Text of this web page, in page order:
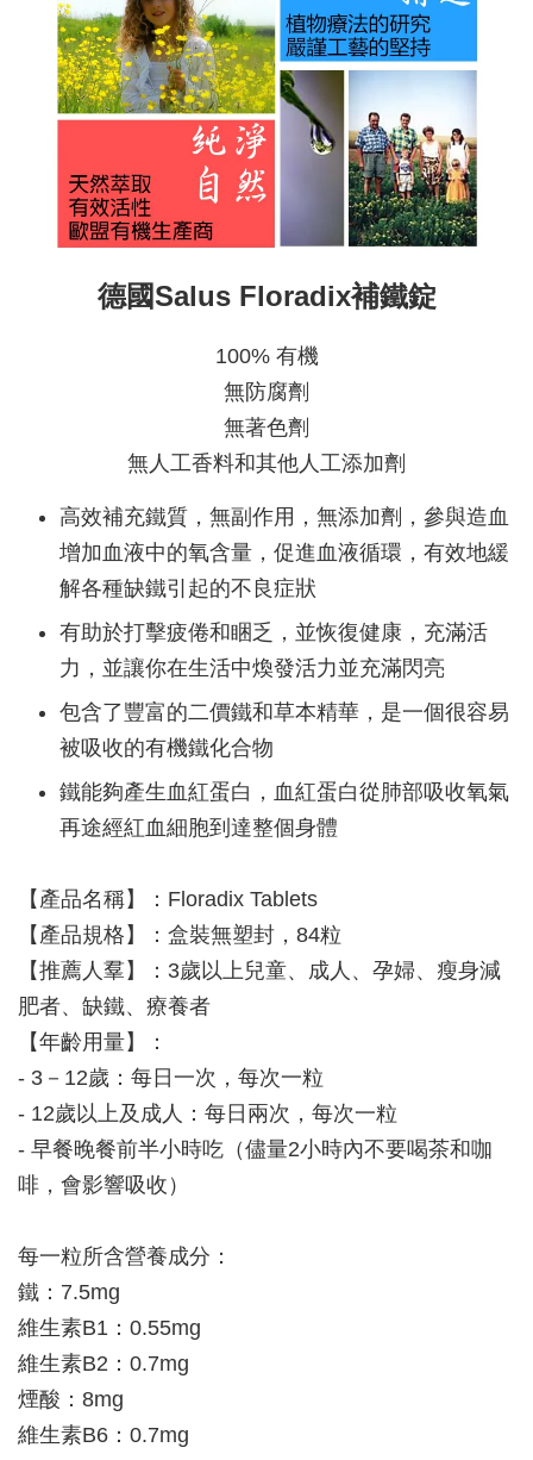
德國Salus Floradix補鐵錠
100% 有機
無防腐劑
無著色劑
無人工香料和其他人工添加劑
高效補充鐵質，無副作用，無添加劑，參與造血
增加血液中的氧含量，促進血液循環，有效地緩
解各種缺鐵引起的不良症狀
有助於打擊疲倦和睏乏，並恢復健康，充滿活
力，並讓你在生活中煥發活力並充滿閃亮
包含了豐富的二價鐵和草本精華，是一個很容易
被吸收的有機鐵化合物
鐵能夠產生血紅蛋白，血紅蛋白從肺部吸收氧氣
再途經紅血細胞到達整個身體
【產品名稱】：Floradix Tablets
【產品規格】：盒裝無塑封，84粒
【推薦人羣】：3歲以上兒童、成人、孕婦、瘦身減
肥者、缺鐵、療養者
【年齡用量】：
- 3－12歲：每日一次，每次一粒
- 12歲以上及成人：每日兩次，每次一粒
- 早餐晚餐前半小時吃（儘量2小時內不要喝茶和咖
啡，會影響吸收）
每一粒所含營養成分：
鐵：7.5mg
維生素B1：0.55mg
維生素B2：0.7mg
煙酸：8mg
維生素B6：0.7mg